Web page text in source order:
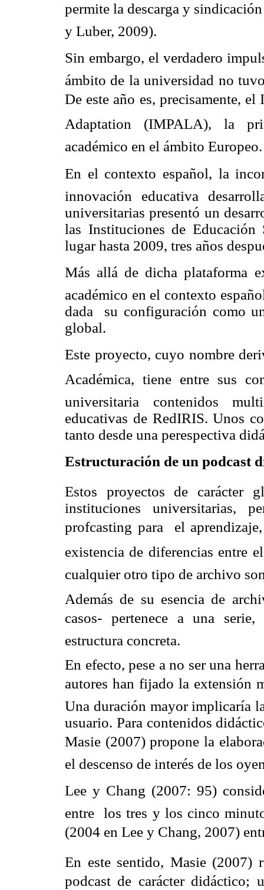
permite la descarga y
y Luber, 2009).
Sin embargo, el verdadero
ámbito de la universidad no
De este año es, precisamente,
Adaptation (IMPALA), la
académico en el ámbito Europeo.
En el contexto español, la
innovación educativa
universitarias presentó un
las Instituciones de
lugar hasta 2009, tres años
Más allá de dicha plataforma
académico en el contexto
dada su configuración como
global.
Este proyecto, cuyo nombre
Académica, tiene entre sus
universitaria contenidos
educativas de RedIRIS. Unos
tanto desde una perespectiva
Estructuración de un podcast
Estos proyectos de carácter
instituciones universitarias,
profcasting para el
existencia de diferencias entre
cualquier otro tipo de archivo
Además de su esencia de
casos- pertenece a una serie,
estructura concreta.
En efecto, pese a no ser una
autores han fijado la extensión
Una duración mayor implicaría
usuario. Para contenidos
Masie (2007) propone la
el descenso de interés de los
Lee y Chang (2007: 95)
entre los tres y los cinco
(2004 en Lee y Chang, 2007)
En este sentido, Masie (2007)
podcast de carácter